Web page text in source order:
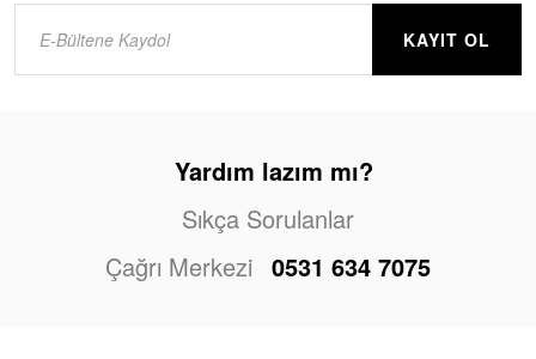
KAYIT OL
Yardım lazım mı?
Sıkça Sorulanlar
Çağrı Merkezi 0531 634 7075